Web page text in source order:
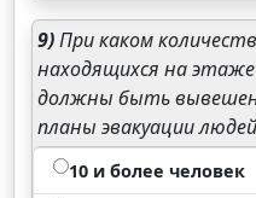
9)При каком
находящихся на
должны быть
планы эвакуации
10 и более человек